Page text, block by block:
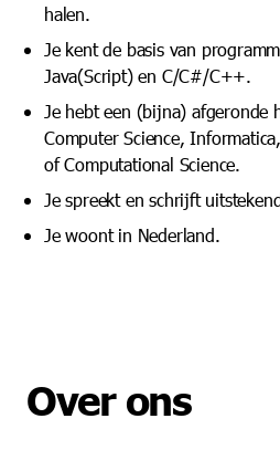
halen.
Je kent de basis van
Java(Script) en C/C#/C++.
Je hebt een (bijna)
Computer Science,
of Computational Science.
Je spreekt en schrijft
Je woont in Nederland.
Over ons